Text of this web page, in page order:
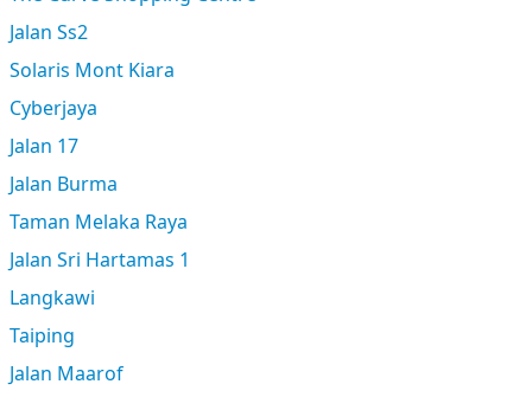
Jalan Ss2
Solaris Mont Kiara
Cyberjaya
Jalan 17
Jalan Burma
Taman Melaka Raya
Jalan Sri Hartamas 1
Langkawi
Taiping
Jalan Maarof